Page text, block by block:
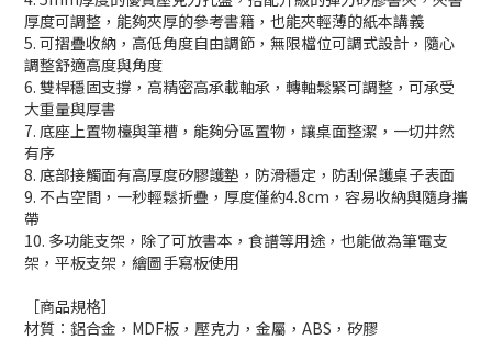
厚度可調整，能夠夾厚的參考書籍，也能夾輕薄的紙本講義
5. 可摺疊收納，高低角度自由調節，無限檔位可調式設計，隨心
調整舒適高度與角度
6. 雙桿穩固支撐，高精密高承載軸承，轉軸鬆緊可調整，可承受
大重量與厚書
7. 底座上置物檯與筆槽，能夠分區置物，讓桌面整潔，一切井然
有序
8. 底部接觸面有高厚度矽膠護墊，防滑穩定，防刮保護桌子表面
9. 不占空間，一秒輕鬆折疊，厚度僅約4.8cm，容易收納與隨身攜
帶
10. 多功能支架，除了可放書本，食譜等用途，也能做為筆電支
架，平板支架，繪圖手寫板使用
［商品規格］
材質：鋁合金，MDF板，壓克力，金屬，ABS，矽膠